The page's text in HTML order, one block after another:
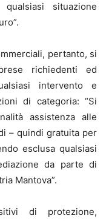
situazione
pertanto, si
richiedenti ed
intervento e
di categoria: “Si
assistenza alle
– quindi gratuita per
esclusa qualsiasi
da parte di
Mantova”.
di protezione,